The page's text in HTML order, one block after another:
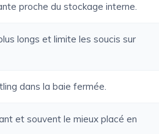
proche du stockage interne.
longs et limite les soucis sur
dans la baie fermée.
et souvent le mieux placé en